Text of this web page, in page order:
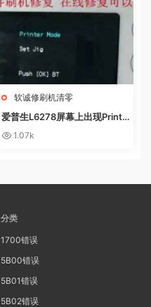
软诚修刷机清零
爱普生L6278屏幕上出现Printe
r mode英文 进不了系统 刷固件
1.07k
分类
1700错误
5B00错误
5B01错误
5B02错误